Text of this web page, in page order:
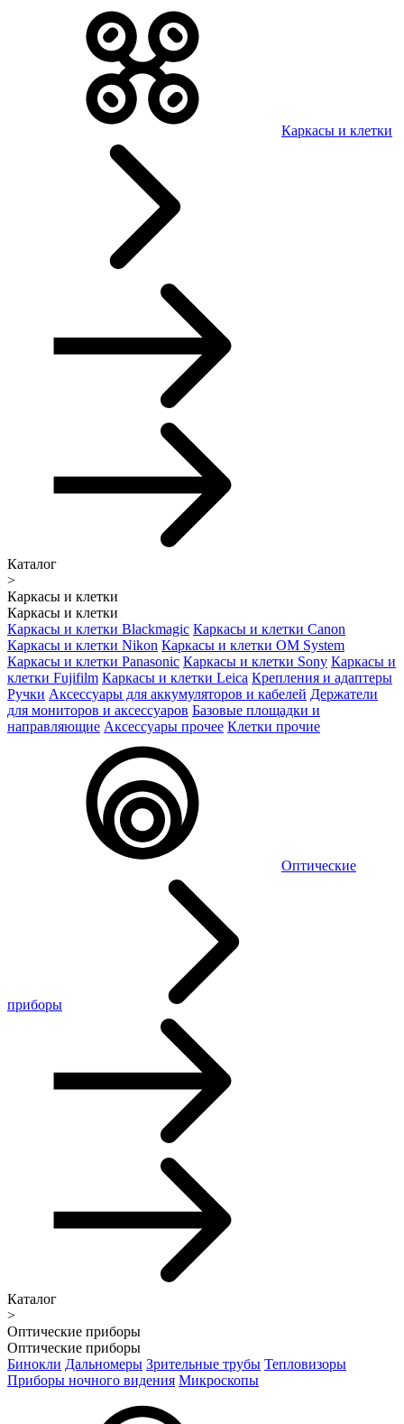
Каркасы и клетки
Каталог
>
Каркасы и клетки
Каркасы и клетки
Каркасы и клетки Blackmagic Каркасы и клетки Canon
Каркасы и клетки Nikon Каркасы и клетки OM System
Каркасы и клетки Panasonic Каркасы и клетки Sony Каркасы и
клетки Fujifilm Каркасы и клетки Leica Крепления и адаптеры
Ручки Аксессуары для аккумуляторов и кабелей Держатели
для мониторов и аксессуаров Базовые площадки и
направляющие Аксессуары прочее Клетки прочие
Оптические
приборы
Каталог
>
Оптические приборы
Оптические приборы
Бинокли Дальномеры Зрительные трубы Тепловизоры
Приборы ночного видения Микроскопы